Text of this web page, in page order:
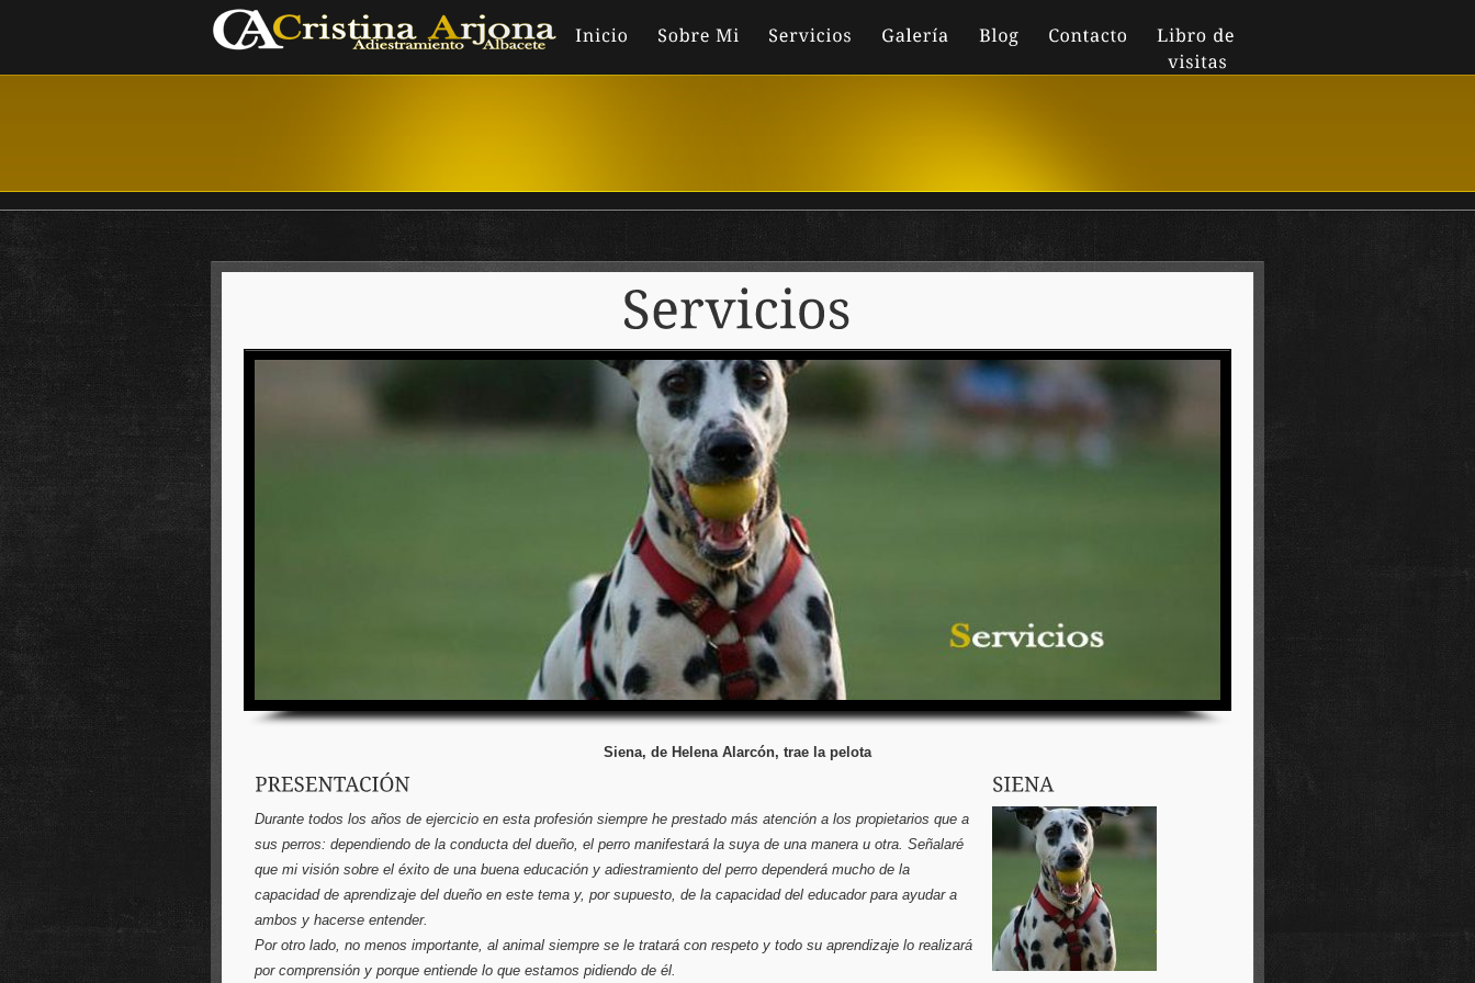
Siena, de Helena Alarcón, trae la pelota
Durante todos los años de ejercicio en esta profesión siempre he prestado más atención a los propietarios que a
sus perros: dependiendo de la conducta del dueño, el perro manifestará la suya de una manera u otra. Señalaré
que mi visión sobre el éxito de una buena educación y adiestramiento del perro dependerá mucho de la
capacidad de aprendizaje del dueño en este tema y, por supuesto, de la capacidad del educador para ayudar a
ambos y hacerse entender.
Por otro lado, no menos importante, al animal siempre se le tratará con respeto y todo su aprendizaje lo realizará
por comprensión y porque entiende lo que estamos pidiendo de él.